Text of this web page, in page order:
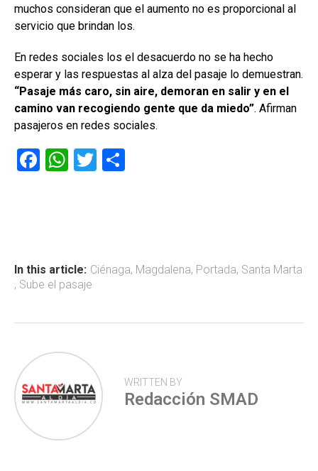
muchos consideran que el aumento no es proporcional al
servicio que brindan los.
En redes sociales los el desacuerdo no se ha hecho
esperar y las respuestas al alza del pasaje lo demuestran.
“Pasaje más caro, sin aire, demoran en salir y en el
camino van recogiendo gente que da miedo”. Afirman
pasajeros en redes sociales.
F
ok
W
p
p
T
tir
In this article: Ciénaga, Magdalena, Portada, Santa Marta
, Sube el pasaje
WRITTEN BY
Redacción SMAD